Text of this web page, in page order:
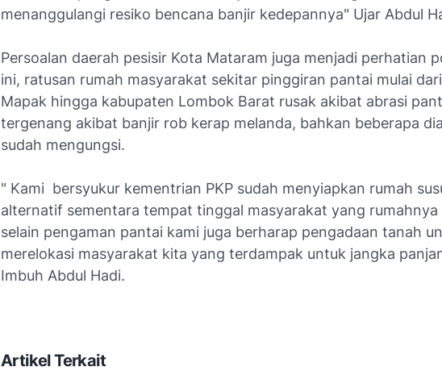
menanggulangi resiko bencana banjir kedepannya" Ujar Abdul
Persoalan daerah pesisir Kota Mataram juga menjadi perhatian
ini, ratusan rumah masyarakat sekitar pinggiran pantai mulai
Mapak hingga kabupaten Lombok Barat rusak akibat abrasi
tergenang akibat banjir rob kerap melanda, bahkan beberapa
sudah mengungsi.
" Kami bersyukur kementrian PKP sudah menyiapkan rumah
alternatif sementara tempat tinggal masyarakat yang rumahnya
selain pengaman pantai kami juga berharap pengadaan tanah
merelokasi masyarakat kita yang terdampak untuk jangka
Imbuh Abdul Hadi.
Artikel Terkait